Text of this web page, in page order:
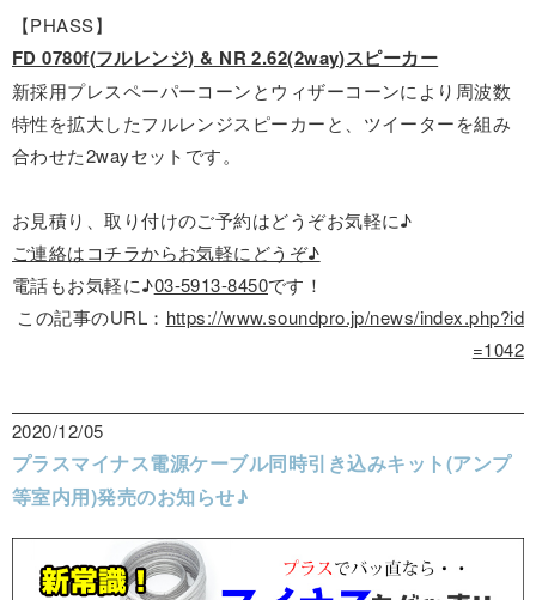
【PHASS】
FD 0780f(フルレンジ) & NR 2.62(2way)スピーカー
新採用プレスペーパーコーンとウィザーコーンにより周波数
特性を拡大したフルレンジスピーカーと、ツイーターを組み
合わせた2wayセットです。
お見積り、取り付けのご予約はどうぞお気軽に♪
ご連絡はコチラからお気軽にどうぞ♪
電話もお気軽に♪03-5913-8450です！
この記事のURL： https://www.soundpro.jp/news/index.php?id
=1042
2020/12/05
プラスマイナス電源ケーブル同時引き込みキット(アンプ
等室内用)発売のお知らせ♪